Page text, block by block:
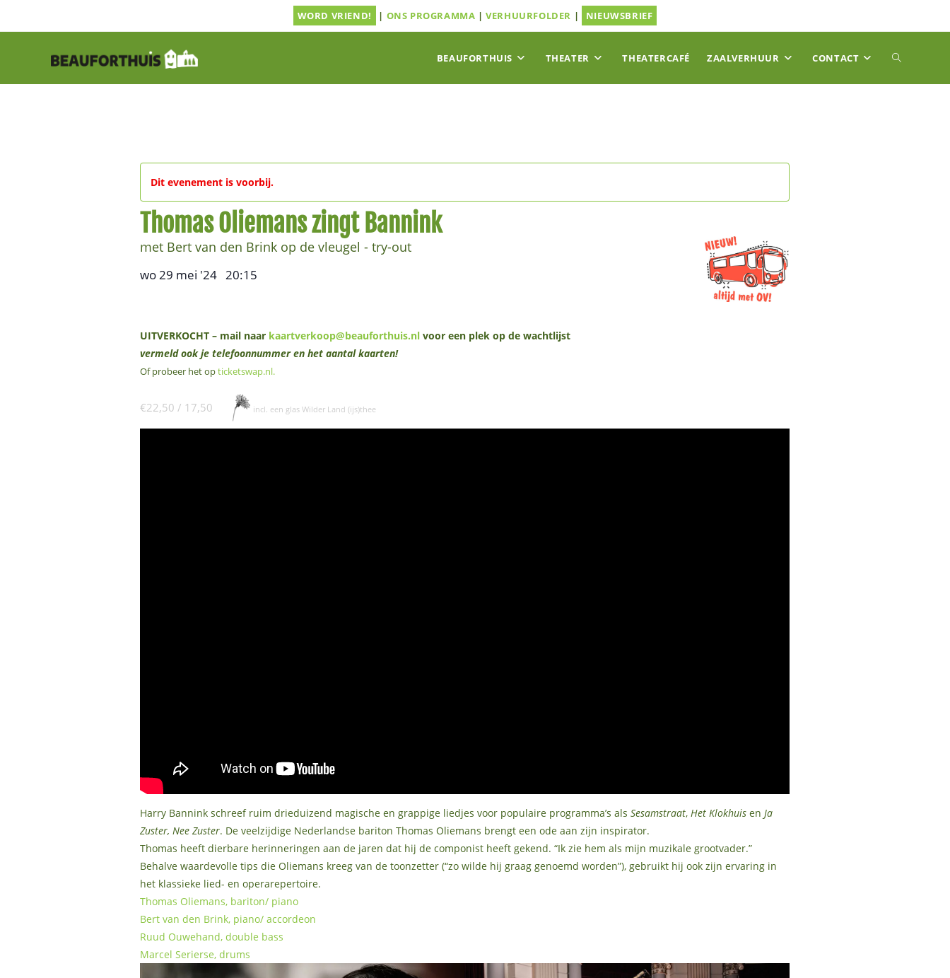
WORD VRIEND! | ONS PROGRAMMA |VERHUURFOLDER | NIEUWSBRIEF
BEAUFORTHUIS THEATER THEATERCAFÉ ZAALVERHUUR CONTACT TOGGLE
Dit evenement is voorbij.
Thomas Oliemans zingt Bannink
met Bert van den Brink op de vleugel - try-out
wo 29 mei '24 20:15
UITVERKOCHT – mail naar kaartverkoop@beauforthuis.nlvoor een plek op de wachtlijst
vermeld ook je telefoonnummer en het aantal kaarten!
Of probeer het opticketswap.nl.
€22,50 / 17,50 incl. een glas Wilder Land (ijs)thee
Harry Bannink schreef ruim drieduizend magische en grappige liedjes voor populaire programma’s als Sesamstraat, Het Klokhuisen Ja
Zuster, Nee Zuster. De veelzijdige Nederlandse bariton Thomas Oliemans brengt een ode aan zijn inspirator.
Thomas heeft dierbare herinneringen aan de jaren dat hij de componist heeft gekend. “Ik zie hem als mijn muzikale grootvader.”
Behalve waardevolle tips die Oliemans kreeg van de toonzetter (“zo wilde hij graag genoemd worden”), gebruikt hij ook zijn ervaring in
het klassieke lied- en operarepertoire.
Thomas Oliemans, bariton/ piano
Bert van den Brink, piano/ accordeon
Ruud Ouwehand, double bass
Marcel Serierse, drums